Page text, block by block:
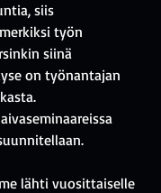
siis
työn
siinä
on työnantajan
lähti vuosittaiselle